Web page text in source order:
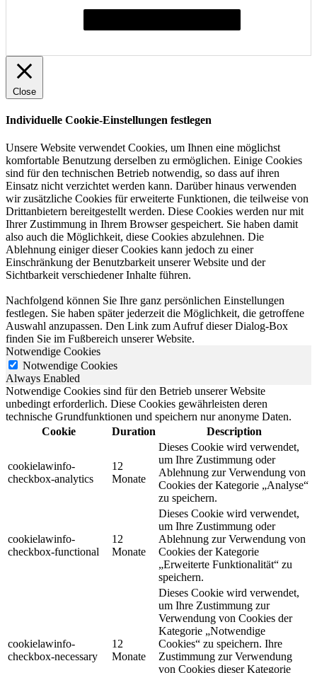
Close
Individuelle Cookie-Einstellungen festlegen
Unsere Website verwendet Cookies, um Ihnen eine möglichst
komfortable Benutzung derselben zu ermöglichen. Einige Cookies
sind für den technischen Betrieb notwendig, so dass auf ihren
Einsatz nicht verzichtet werden kann. Darüber hinaus verwenden
wir zusätzliche Cookies für erweiterte Funktionen, die teilweise von
Drittanbietern bereitgestellt werden. Diese Cookies werden nur mit
Ihrer Zustimmung in Ihrem Browser gespeichert. Sie haben damit
also auch die Möglichkeit, diese Cookies abzulehnen. Die
Ablehnung einiger dieser Cookies kann jedoch zu einer
Einschränkung der Benutzbarkeit unserer Website und der
Sichtbarkeit verschiedener Inhalte führen.
Nachfolgend können Sie Ihre ganz persönlichen Einstellungen
festlegen. Sie haben später jederzeit die Möglichkeit, die getroffene
Auswahl anzupassen. Den Link zum Aufruf dieser Dialog-Box
finden Sie im Fußbereich unserer Website.
Notwendige Cookies
Notwendige Cookies
Always Enabled
Notwendige Cookies sind für den Betrieb unserer Website
unbedingt erforderlich. Diese Cookies gewährleisten deren
technische Grundfunktionen und speichern nur anonyme Daten.
Cookie
Duration Description
cookielawinfo-
checkbox-analytics
12
Monate
Dieses Cookie wird verwendet,
um Ihre Zustimmung oder
Ablehnung zur Verwendung von
Cookies der Kategorie „Analyse“
zu speichern.
cookielawinfo-
checkbox-functional
12
Monate
Dieses Cookie wird verwendet,
um Ihre Zustimmung oder
Ablehnung zur Verwendung von
Cookies der Kategorie
„Erweiterte Funktionalität“ zu
speichern.
cookielawinfo-
checkbox-necessary
12
Monate
Dieses Cookie wird verwendet,
um Ihre Zustimmung zur
Verwendung von Cookies der
Kategorie „Notwendige
Cookies“ zu speichern. Ihre
Zustimmung zur Verwendung
von Cookies dieser Kategorie